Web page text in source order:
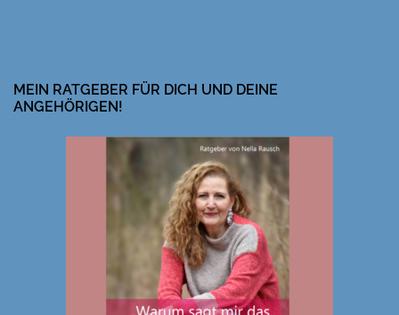
MEIN RATGEBER FÜR DICH UND DEINE
ANGEHÖRIGEN!